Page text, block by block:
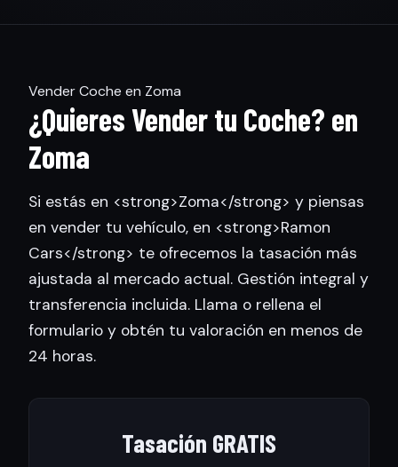
Vender Coche en Zoma
¿Quieres Vender tu Coche? en
Zoma
Si estás en <strong>Zoma</strong> y piensas
en vender tu vehículo, en <strong>Ramon
Cars</strong> te ofrecemos la tasación más
ajustada al mercado actual. Gestión integral y
transferencia incluida. Llama o rellena el
formulario y obtén tu valoración en menos de
24 horas.
Tasación GRATIS